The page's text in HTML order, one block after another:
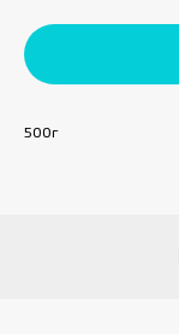
500г